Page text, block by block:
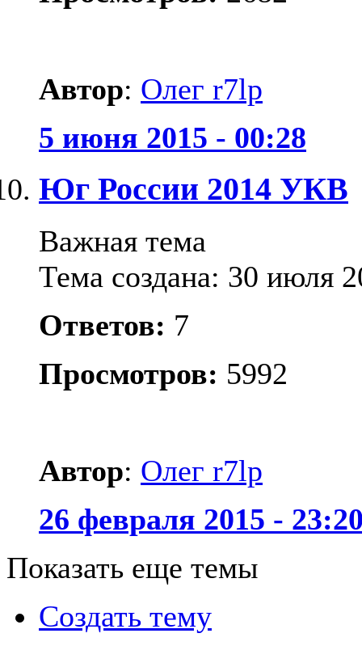
Автор: Олег r7lp
5 июня 2015 - 00:28
Юг России 2014 УКВ
Важная тема
Тема создана: 30 июля
Ответов: 7
Просмотров: 5992
Автор: Олег r7lp
26 февраля 2015 -
Показать еще темы
Создать тему